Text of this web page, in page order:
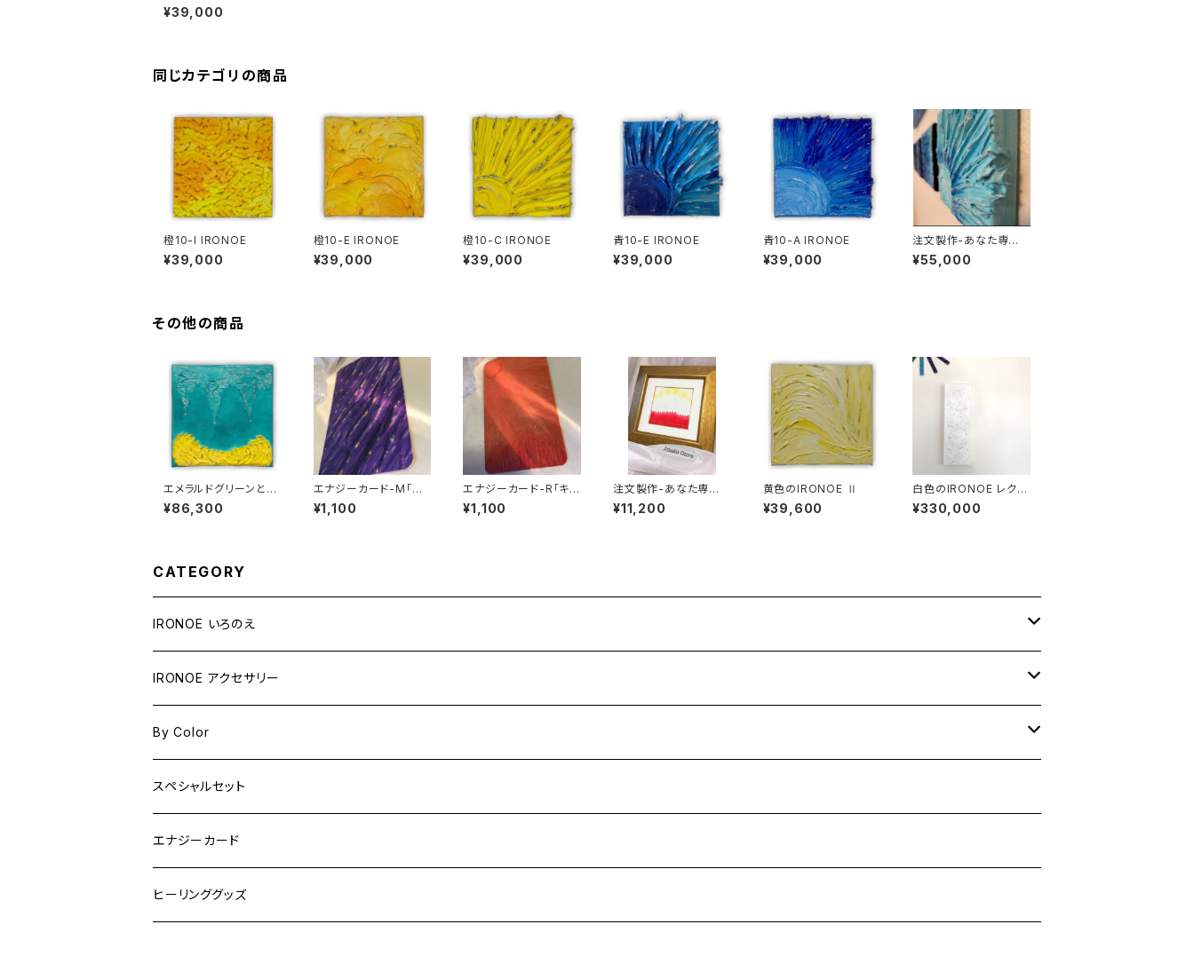
¥39,000
同じカテゴリの商品
橙10-I IRONOE
¥39,000
橙10-E IRONOE
¥39,000
橙10-C IRONOE
¥39,000
青10-E IRONOE
¥39,000
青10-A IRONOE
¥39,000
注文製作-あなた専用
のREIKI ART IRONOE
アクリル画10センチ角
¥55,000
その他の商品
エメラルドグリーンと黄
色のエナジーアートIR
ONOE18センチ×18セ
¥86,300
エナジーカード-M「キ
ャッシュカードサイズ」
¥1,100
エナジーカード-R「キャ
ッシュカードサイズ」
¥1,100
注文製作-あなた専用
のREIKI ART IRONOE
クレパスタイプ 10㎝×1
¥11,200
黄色のIRONOE Ⅱ
¥39,600
白色のIRONOE レクタ
ングル 20×60×3.5セ
ンチ
¥330,000
CATEGORY
IRONOE いろのえ
アクリル画
縦100mm×横100mmより小さい
縦100mm×横100mm
クレパス画
注文制作（描き下ろし）
エナジーカード
IRONOE アクセサリー
受注制作
完成品
By Color
Blue
Green
Purple
スペシャルセット
エナジーカード
ヒーリンググッズ